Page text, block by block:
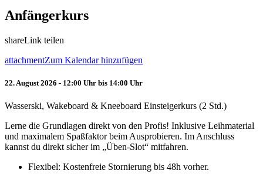
Anfängerkurs
shareLink teilen
attachmentZum Kalendar hinzufügen
22. August 2026 - 12:00 Uhr bis 14:00 Uhr
Wasserski, Wakeboard & Kneeboard Einsteigerkurs (2 Std.)
Lerne die Grundlagen direkt von den Profis! Inklusive Leihmaterial
und maximalem Spaßfaktor beim Ausprobieren. Im Anschluss
kannst du direkt sicher im „Üben-Slot“ mitfahren.
Flexibel: Kostenfreie Stornierung bis 48h vorher.